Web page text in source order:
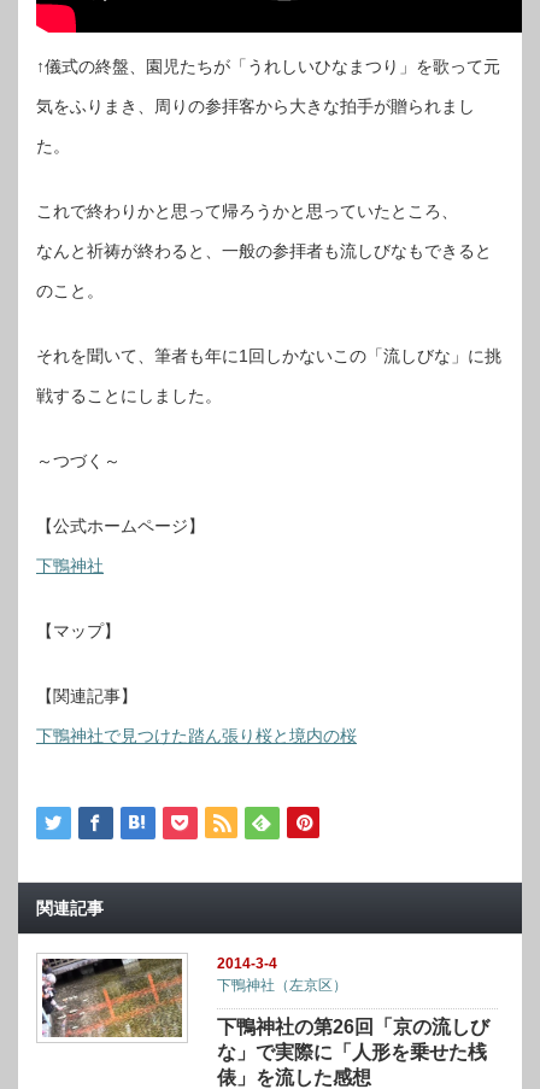
↑儀式の終盤、園児たちが「うれしいひなまつり」を歌って元
気をふりまき、周りの参拝客から大きな拍手が贈られまし
た。
これで終わりかと思って帰ろうかと思っていたところ、
なんと祈祷が終わると、一般の参拝者も流しびなもできると
のこと。
それを聞いて、筆者も年に1回しかないこの「流しびな」に挑
戦することにしました。
～つづく～
【公式ホームページ】
下鴨神社
【マップ】
【関連記事】
下鴨神社で見つけた踏ん張り桜と境内の桜
関連記事
2014-3-4
下鴨神社（左京区）
下鴨神社の第26回「京の流しび
な」で実際に「人形を乗せた桟
俵」を流した感想